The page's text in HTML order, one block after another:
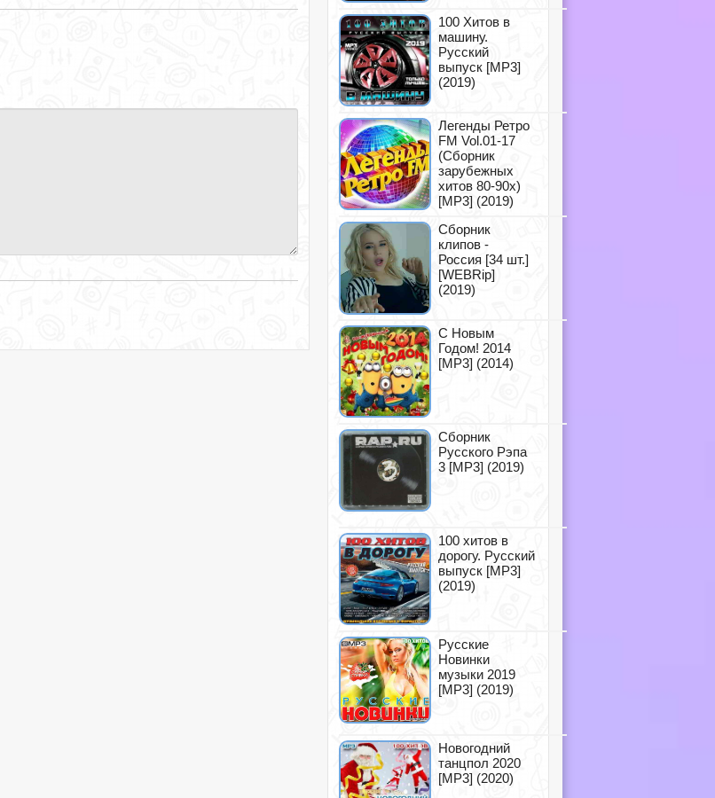
100 Хитов в
машину.
Русский
выпуск [MP3]
(2019)
Легенды Ретро
FM Vol.01-17
(Сборник
зарубежных
хитов 80-90х)
[MP3] (2019)
Сборник
клипов -
Россия [34 шт.]
[WEBRip]
(2019)
С Новым
Годом! 2014
[MP3] (2014)
Сборник
Русского Рэпа
3 [MP3] (2019)
100 хитов в
дорогу. Русский
выпуск [MP3]
(2019)
Русские
Новинки
музыки 2019
[MP3] (2019)
Новогодний
танцпол 2020
[MP3] (2020)